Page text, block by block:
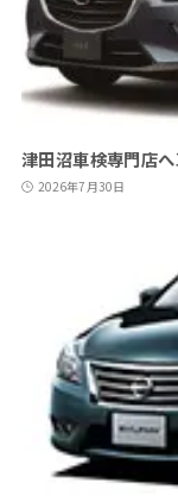
津田沼車検専門店
2026年7月30日